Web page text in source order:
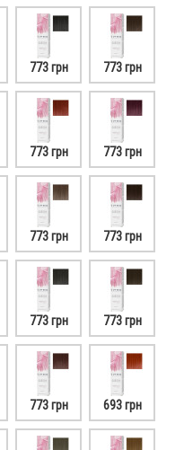
773 грн 773 грн
773 грн 773 грн
773 грн 773 грн
773 грн 773 грн
773 грн 693 грн